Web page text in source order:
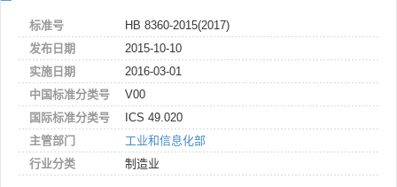
标准号
HB 8360-2015(2017)
发布日期
2015-10-10
实施日期
2016-03-01
中国标准分类号
V00
国际标准分类号
ICS 49.020
主管部门
工业和信息化部
行业分类
制造业